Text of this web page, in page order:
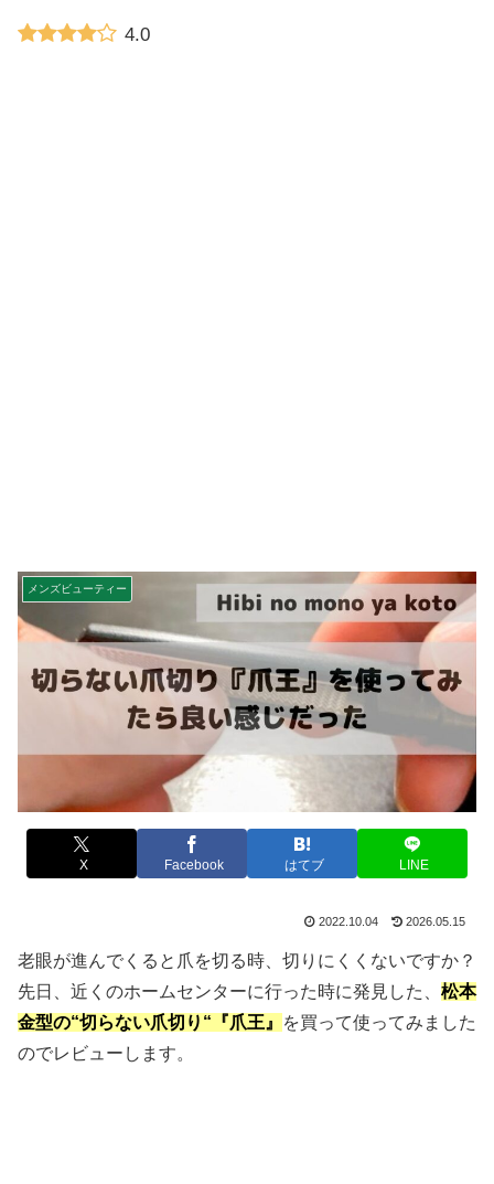
4.0
メンズビューティー
X Facebook はてブ LINE
2022.10.04 2026.05.15
老眼が進んでくると爪を切る時、切りにくくないですか？
先日、近くのホームセンターに行った時に発見した、 松本
金型の“切らない爪切り “ 『爪王』
を買って使ってみました
のでレビューします。